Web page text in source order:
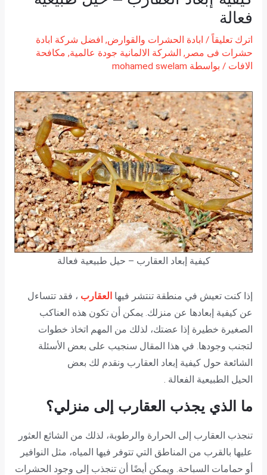
فعالة
اترك تعليقاً / ابادة الحشرات والقوارض, افضل شركة ابادة
حشرات فى مصر , الشركة الالمانية جودة عالمية, مكافحة
الافات / بواسطة mohamed swelam
كيفية إبعاد العقارب – حيل طبيعية فعالة
إذا كنت تعيش في منطقة تنتشر فيها العقارب ، فقد تتساءل
عن كيفية إبعادها عن منزلك. يمكن أن تكون هذه العناكب
الصغيرة خطيرة إذا عضتك، لذلك من المهم اتخاذ خطوات
لتجنب وجودها. في هذا المقال سنجيب على بعض الأسئلة
الشائعة حول كيفية إبعاد العقارب ونقدم لك بعض
الحيل الطبيعية الفعالة .
ما الذي يجذب العقارب إلى منزلي؟
تنجذب العقارب إلى الحرارة والرطوبة، لذلك من الشائع العثور
عليها بالقرب من المناطق التي تتوفر فيها المياه، مثل النوافير
أو حمامات السباحة. ويمكن أيضًا أن تنجذب إلى وجود الحشرات